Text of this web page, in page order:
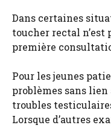
Dans certaines
toucher rectal n’est
première
Pour les jeunes
problèmes sans
troubles
Lorsque d’autres